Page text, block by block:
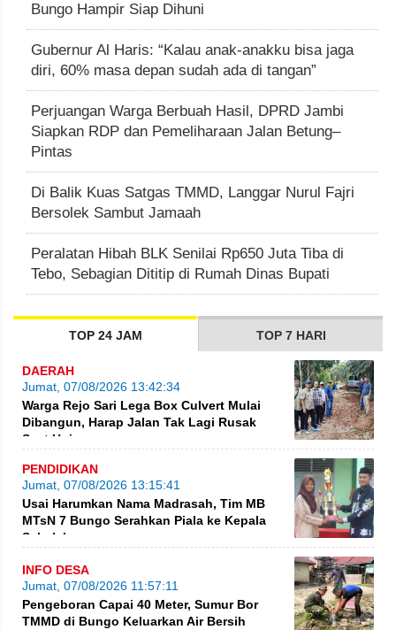
Bungo Hampir Siap Dihuni
Gubernur Al Haris: “Kalau anak-anakku bisa jaga
diri, 60% masa depan sudah ada di tangan”
Perjuangan Warga Berbuah Hasil, DPRD Jambi
Siapkan RDP dan Pemeliharaan Jalan Betung–
Pintas
Di Balik Kuas Satgas TMMD, Langgar Nurul Fajri
Bersolek Sambut Jamaah
Peralatan Hibah BLK Senilai Rp650 Juta Tiba di
Tebo, Sebagian Dititip di Rumah Dinas Bupati
TOP 24 JAM TOP 7 HARI
DAERAH
Jumat, 07/08/2026 13:42:34
Warga Rejo Sari Lega Box Culvert Mulai
Dibangun, Harap Jalan Tak Lagi Rusak
Saat Hujan
PENDIDIKAN
Jumat, 07/08/2026 13:15:41
Usai Harumkan Nama Madrasah, Tim MB
MTsN 7 Bungo Serahkan Piala ke Kepala
Sekolah
INFO DESA
Jumat, 07/08/2026 11:57:11
Pengeboran Capai 40 Meter, Sumur Bor
TMMD di Bungo Keluarkan Air Bersih